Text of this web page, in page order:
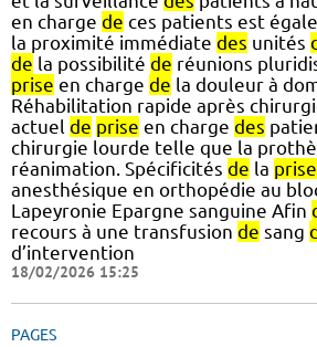
en charge de ces patients est
la proximité immédiate des unités
de la possibilité de réunions
prise en charge de la douleur à
Réhabilitation rapide après
actuel de prise en charge des
chirurgie lourde telle que la
réanimation. Spécificités de la prise
anesthésique en orthopédie au
Lapeyronie Epargne sanguine Afin
recours à une transfusion de sang
d’intervention
18/02/2026 15:25
PAGES